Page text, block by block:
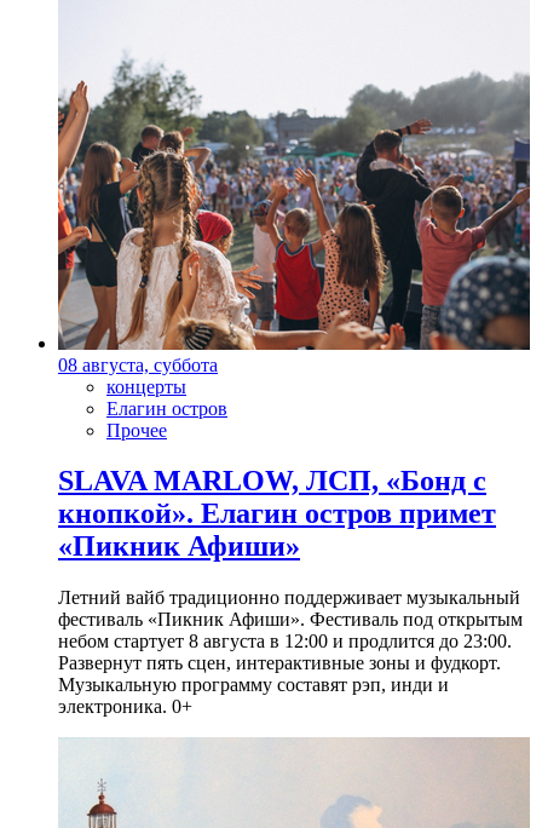
08 августа, суббота
концерты
Елагин остров
Прочее
SLAVA MARLOW, ЛСП, «Бонд с
кнопкой». Елагин остров примет
«Пикник Афиши»
Летний вайб традиционно поддерживает музыкальный
фестиваль «Пикник Афиши». Фестиваль под открытым
небом стартует 8 августа в 12:00 и продлится до 23:00.
Развернут пять сцен, интерактивные зоны и фудкорт.
Музыкальную программу составят рэп, инди и
электроника. 0+